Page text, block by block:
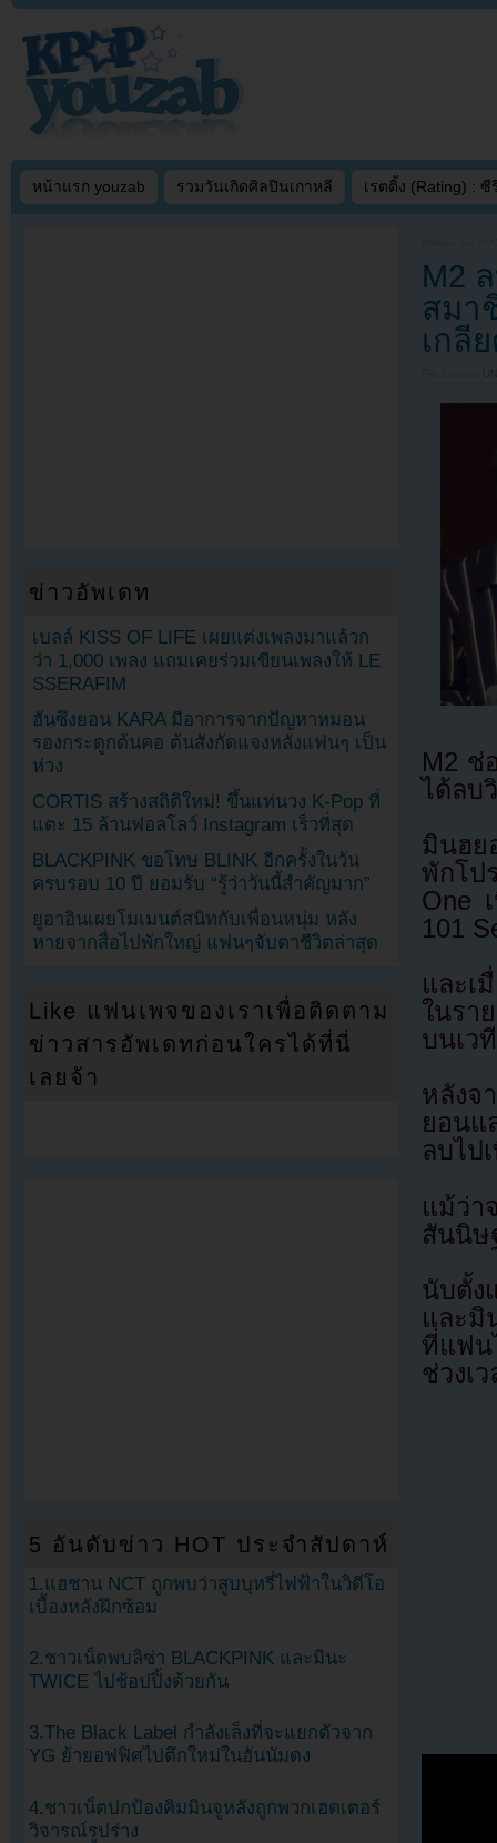
หน้าแรก youzab รวมวันเกิดศิลปินเกาหลี เรตติ้ง (Rating) : ซี
M2
สมา
เกลี
M2 ช่
ได้ลบ
มินฮย
พักโป
One
101
และเ
ในรา
บนเว
หลังจ
ยอนแ
ลบไป
แม้ว่า
สันนิษ
นับตั้ง
และมิ
ที่แฟน
ช่วงเ
ข่าวอัพเดท
เบลล์ KISS OF LIFE เผยแต่งเพลงมาแล้วก
ว่า 1,000 เพลง แถมเคยร่วมเขียนเพลงให้ LE
SSERAFIM
ฮันซึงยอน KARA มีอาการจากปัญหาหมอน
รองกระดูกต้นคอ ต้นสังกัดแจงหลังแฟนๆ เป็น
ห่วง
CORTIS สร้างสถิติใหม่! ขึ้นแท่นวง K-Pop ที่
แตะ 15 ล้านฟอลโลว์ Instagram เร็วที่สุด
BLACKPINK ขอโทษ BLINK อีกครั้งในวัน
ครบรอบ 10 ปี ยอมรับ “รู้ว่าวันนี้สำคัญมาก”
ยูอาอินเผยโมเมนต์สนิทกับเพื่อนหนุ่ม หลัง
หายจากสื่อไปพักใหญ่ แฟนๆจับตาชีวิตล่าสุด
Like แฟนเพจของเราเพื่อติดตาม
ข่าวสารอัพเดทก่อนใครได้ที่นี่
เลยจ้า
5 อันดับข่าว HOT ประจำสัปดาห์
1.แฮชาน NCT ถูกพบว่าสูบบุหรี่ไฟฟ้าในวิดีโอ
เบื้องหลังฝึกซ้อม
2.ชาวเน็ตพบลิซ่า BLACKPINK และมินะ
TWICE ไปช้อปปิ้งด้วยกัน
3.The Black Label กำลังเล็งที่จะแยกตัวจาก
YG ย้ายอฟฟิศไปตึกใหม่ในฮันนัมดง
4.ชาวเน็ตปกป้องคิมมินจูหลังถูกพวกเฮดเตอร์
วิจารณ์รูปร่าง